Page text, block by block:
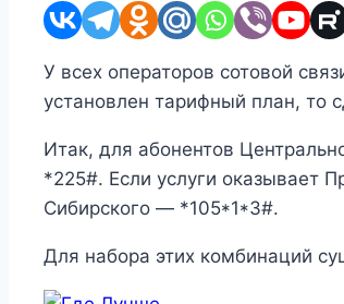
У всех операторов сотовой
установлен тарифный план, то
Итак, для абонентов
*225#. Если услуги оказывает
Сибирского — *105*1*3#.
Для набора этих комбинаций